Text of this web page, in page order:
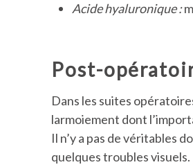
Acide hyaluronique :
Post-
Dans les suites
larmoiement dont
Il n’y a pas de véritables
quelques troubles visuels.